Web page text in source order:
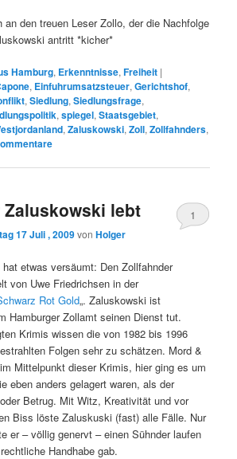
an den treuen Leser Zollo, der die Nachfolge
antritt *kicher*
Hamburg, Erkenntnisse,Freiheit |
, Einfuhrumsatzsteuer,Gerichtshof,
,Siedlung,Siedlungsfrage,
,spiegel,Staatsgebiet,
,Zaluskowski,Zoll,Zollfahnders,
lebt
17 Juli , 2009vonHolger
1
etwas versäumt: Den Zollfahnder
von Uwe Friedrichsen in der
Rot Gold„. Zaluskowski ist
Hamburger Zollamt seinen Dienst tut.
Krimis wissen die von 1982 bis 1996
Folgen sehr zu schätzen. Mord &
Mittelpunkt dieser Krimis, hier ging es um
eben anders gelagert waren, als der
Betrug. Mit Witz, Kreativität und vor
Biss löste Zaluskuski (fast) alle Fälle. Nur
er – völlig genervt – einen Sühnder laufen
Handhabe gab.